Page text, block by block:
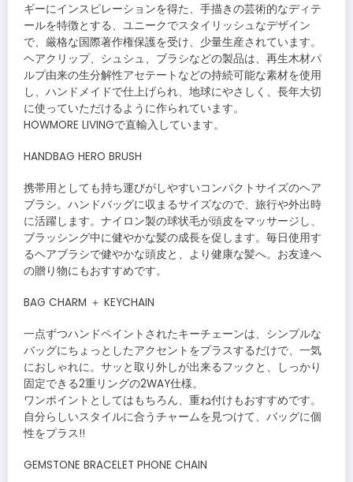
ギーにインスピレーションを得た、手描きの芸術的なディテ
ールを特徴とする、ユニークでスタイリッシュなデザイン
で、厳格な国際著作権保護を受け、少量生産されています。
ヘアクリップ、シュシュ、ブラシなどの製品は、再生木材パ
ルプ由来の生分解性アセテートなどの持続可能な素材を使用
し、ハンドメイドで仕上げられ、地球にやさしく、長年大切
に使っていただけるように作られています。
HOWMORE LIVINGで直輸入しています。
HANDBAG HERO BRUSH
携帯用としても持ち運びがしやすいコンパクトサイズのヘア
ブラシ。ハンドバッグに収まるサイズなので、旅行や外出時
に活躍します。ナイロン製の球状毛が頭皮をマッサージし、
ブラッシング中に健やかな髪の成長を促します。毎日使用す
るヘアブラシで健やかな頭皮と、より健康な髪へ。お友達へ
の贈り物にもおすすめです。
BAG CHARM ＋ KEYCHAIN
一点ずつハンドペイントされたキーチェーンは、シンプルな
バッグにちょっとしたアクセントをプラスするだけで、一気
におしゃれに。サッと取り外しが出来るフックと、しっかり
固定できる2重リングの2WAY仕様。
ワンポイントとしてはもちろん、重ね付けもおすすめです。
自分らしいスタイルに合うチャームを見つけて、バッグに個
性をプラス!!
GEMSTONE BRACELET PHONE CHAIN